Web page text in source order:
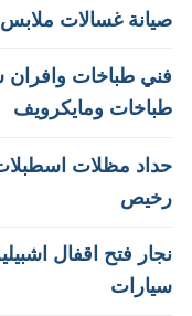
صيانة غسالات ملابس
طباخات ومايكرويف
رخيص
سيارات